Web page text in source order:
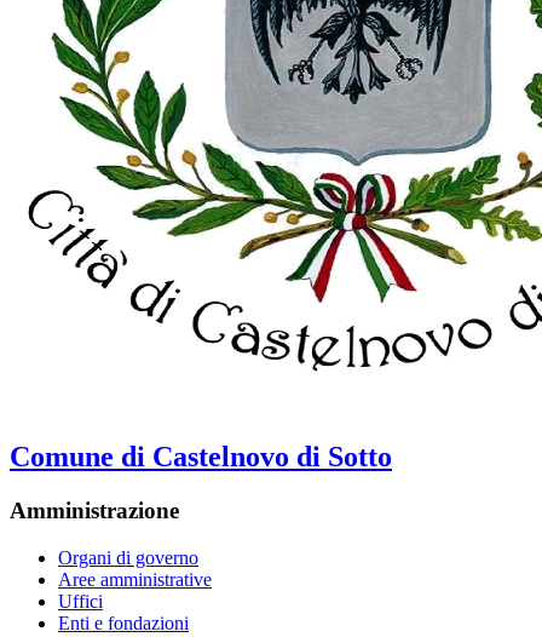
Comune di Castelnovo di Sotto
Amministrazione
Organi di governo
Aree amministrative
Uffici
Enti e fondazioni